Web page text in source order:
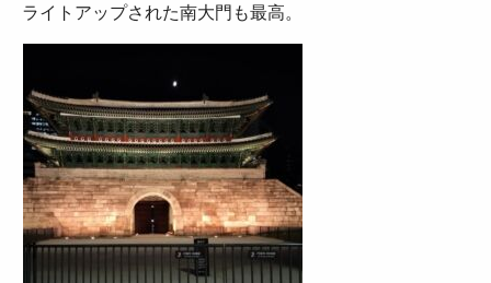
ライトアップされた南大門も最高。